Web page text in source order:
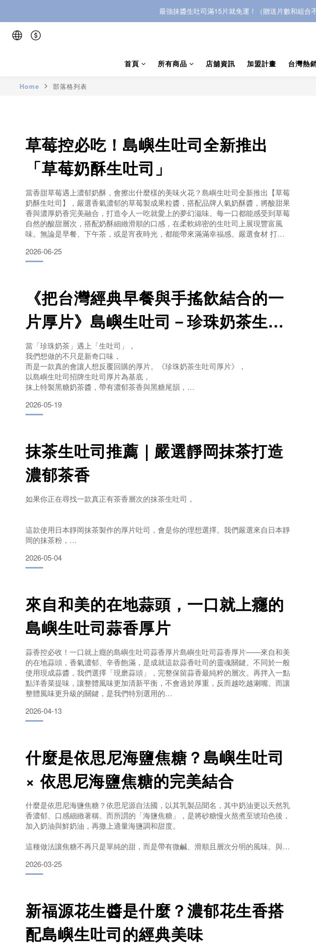
最強抹醬生吐司滿15片就免運！（贈送片數和組合
首頁 所有商品 店舖資訊 加盟計畫 台灣熱
Home 部落格列表
草莓控必吃！島嶼生吐司全新推出
「草莓奶酥生吐司」
當香甜草莓遇上濃郁奶酥，會擦出什麼樣的美味火花？島嶼生吐司全新推出【草莓
奶酥生吐司】，嚴選香氣濃郁的草莓製成果粒醬，搭配品牌人氣奶酥醬，將酸甜果
香與濃厚奶香完美融合，打造令人一吃就愛上的夢幻滋味。每一口都能感受到草莓
自然的酸甜層次，搭配奶酥細緻滑順的口感，在柔軟綿密的生吐司上展現豐富風
味。無論是早餐、下午茶，或是宵夜時光，都能帶來滿滿幸福感。嚴選食材 打造
保留麵包柔軟濕潤的口感。搭配特製奶酥與草莓果粒醬，讓每片吐司都能吃得到
2026-06-25
《把台灣經典早餐與手搖飲結合的一
片厚片》島嶼生吐司－珍珠奶茶生吐
司厚片
當「珍珠奶茶」遇上「生吐司」，
我們想做的不只是新奇口味，
而是一款真的會讓人想反覆回購的厚片。《珍珠奶茶生吐司厚片》，
以島嶼生吐司招牌生吐司厚片為基底，
抹上特製黑糖奶茶醬，帶有濃郁茶香與黑糖尾韻，
最後放上使用特殊工法製作的Q彈珍珠。珍珠最怕冷凍後變硬、失去口感。
但我們特別調整製程與配方比例，
每一口都吃得到熟悉的珍珠奶茶靈魂。黑糖奶茶醬的甜香，
乳酪絲烘烤後的風味，
搭配生吐司本身柔軟濕潤
2026-05-19
抹茶生吐司推薦｜嚴選靜岡抹茶打造
濃郁茶香
如果你正在尋找一款真正有茶香層次的抹茶生吐司，
這款使用日本靜岡抹茶製作的厚片吐司，會是你的理想選擇。我們嚴選來自日本靜
岡的抹茶粉，
以細緻研磨工藝保留抹茶原有的香氣與色澤，
呈現出濃郁卻不苦澀、回甘順口的經典風味。抹茶厚片吐司｜每片25g抹茶醬濃郁
升級 每一片厚片生吐司，
完整呈現抹茶的濃厚香氣與滑順口感。入口綿密、茶香濃郁，
或是簡單回烤後享用，
2026-05-04
來自和美的在地蒜頭，一口就上癮的
島嶼生吐司蒜香厚片
蒜香控必收！一口就上癮的島嶼生吐司蒜香厚片島嶼生吐司蒜香厚片——來自和美
的在地蒜頭，香氣濃郁、辛香飽滿，是成就這款蒜香吐司的靈魂關鍵。不同於一般
使用現成蒜醬，我們選擇「現磨蒜頭」，完整保留蒜香最純粹的層次。再拌入一點
點洋香菜提味，讓整體風味更加清新平衡，不會過於厚重，反而越吃越涮嘴。而讓
整體風味更升級的關鍵，是我們特別選用的
嚴選單一乳源、無調整的純鮮乳，保留最自然的濃醇與乳香。每一片厚片生吐司，
都塗抹上25G的新鮮蒜頭醬，當吐司進烤箱的那一刻，蒜香與奶香交織，緩緩釋放
2026-04-13
什麼是依思尼海鹽焦糖？島嶼生吐司
× 依思尼海鹽焦糖的完美結合
什麼是依思尼海鹽焦糖？依思尼源自法國，以其乳製品聞名，其中奶油更以天然乳
香濃郁、口感細緻著稱。而所謂的「海鹽焦糖」，是將砂糖慢火熬煮至琥珀色後，
加入奶油與鮮奶油，再撒上適量海鹽調和甜度。
這種做法讓焦糖不再只是單純的甜，而是帶有微鹹、滑順且層次分明的風味。與一
純淨風味甜而不膩的層次感：海鹽點綴，讓整體口感更耐吃尾韻帶有微微鹹香：提
升整體風味的深度與記憶點島嶼生吐司 × 依思尼海鹽焦糖的完美結合當這樣的風
2026-03-25
新福源花生醬是什麼？濃郁花生香搭
配島嶼生吐司的經典美味